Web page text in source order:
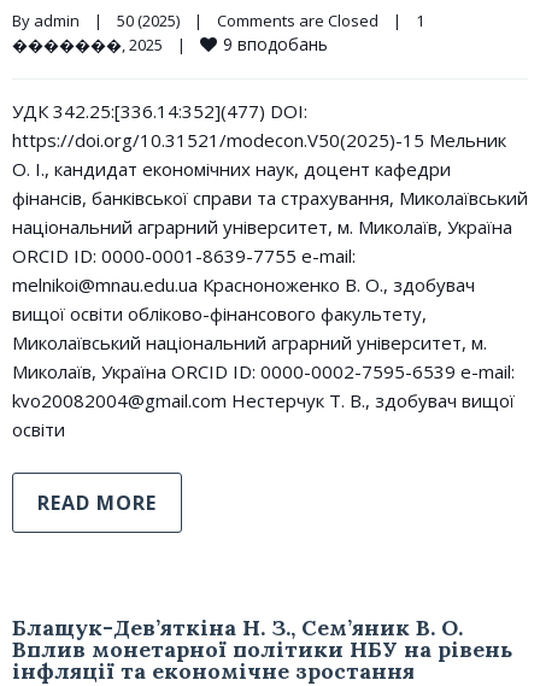
By admin | 50 (2025) | Comments are Closed |
1
�������, 2025
| 9 вподобань
УДК 342.25:[336.14:352](477) DOI:
https://doi.org/10.31521/modecon.V50(2025)-15 Мельник
О. І., кандидат економічних наук, доцент кафедри
фінансів, банківської справи та страхування, Миколаївський
національний аграрний університет, м. Миколаїв, Україна
ORCID ID: 0000-0001-8639-7755 e-mail:
melnikoi@mnau.edu.ua Красноноженко В. О., здобувач
вищої освіти обліково-фінансового факультету,
Миколаївський національний аграрний університет, м.
Миколаїв, Україна ORCID ID: 0000-0002-7595-6539 e-mail:
kvo20082004@gmail.com Нестерчук Т. В., здобувач вищої
освіти
READ MORE
Блащук-Дев’яткіна Н. З., Сем’яник В. О.
Вплив монетарної політики НБУ на рівень
інфляції та економічне зростання